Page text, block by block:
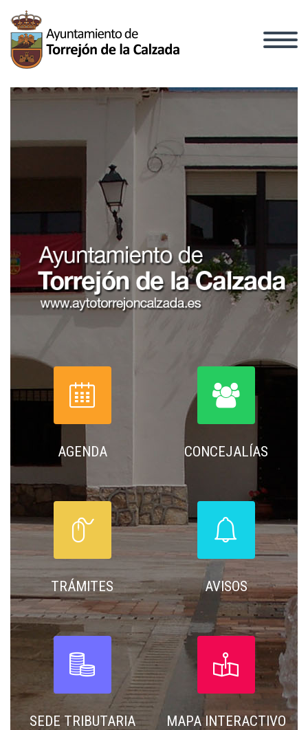


AGENDA


CONCEJALÍAS


TRÁMITES


AVISOS


SEDE TRIBUTARIA


MAPA INTERACTIVO